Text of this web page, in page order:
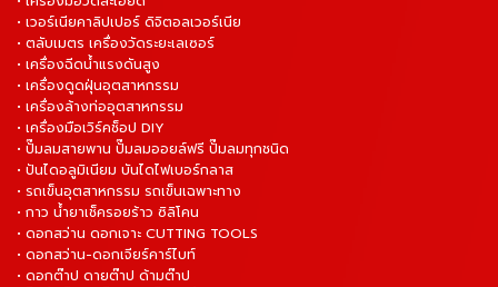
• เวอร์เนียคาลิปเปอร์ ดิจิตอลเวอร์เนีย
• ตลับเมตร เครื่องวัดระยะเลเซอร์
• เครื่องฉีดน้ำแรงดันสูง
• เครื่องดูดฝุ่นอุตสาหกรรม
• เครื่องล้างท่ออุตสาหกรรม
• เครื่องมือเวิร์คช็อป DIY
• ปั๊มลมสายพาน ปั๊มลมออยล์ฟรี ปั๊มลมทุกชนิด
• ปันไดอลูมิเนียม บันไดไฟเบอร์กลาส
• รถเข็นอุตสาหกรรม รถเข็นเฉพาะทาง
• กาว น้ำยาเช็ครอยร้าว ซิลิโคน
• ดอกสว่าน ดอกเจาะ CUTTING TOOLS
• ดอกสว่าน-ดอกเจียร์คาร์ไบท์
• ดอกต๊าป ดายต๊าป ด้ามต๊าป